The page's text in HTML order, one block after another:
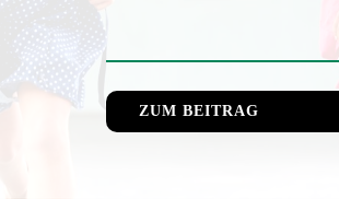
ZUM BEITRAG